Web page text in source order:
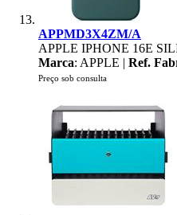
APPMD3X4ZM/A
APPLE IPHONE 16E
Marca: APPLE | Ref.
Preço sob consulta